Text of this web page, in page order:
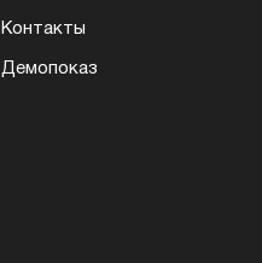
Контакты
Демопоказ